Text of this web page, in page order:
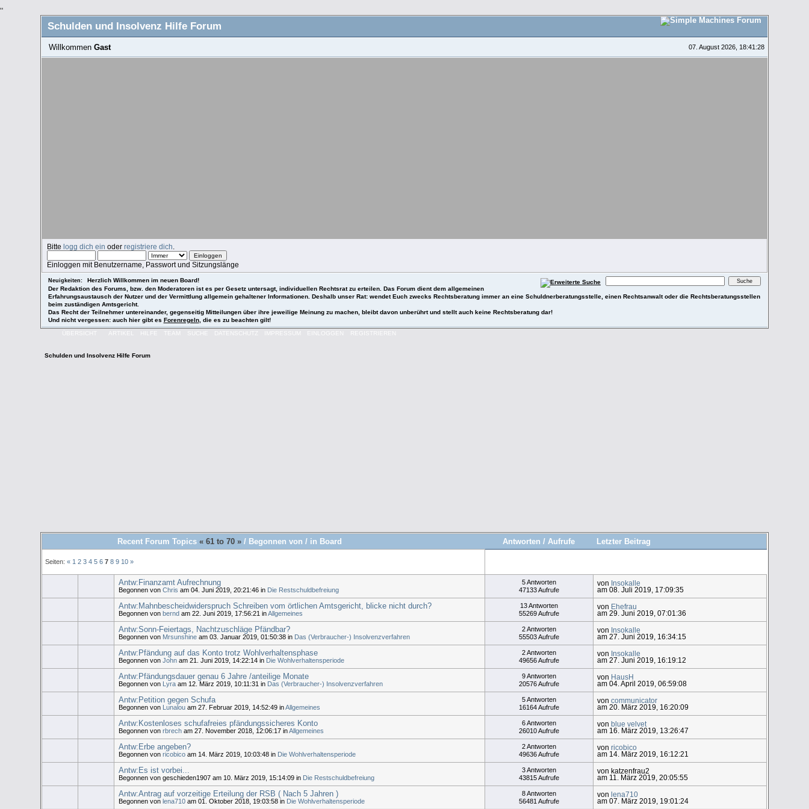
"
Schulden und Insolvenz Hilfe Forum
07. August 2026, 18:41:28
Willkommen Gast
Bittelogg dich ein oderregistriere dich
Einloggen mit Benutzername, Passwort und Sitzungslänge
Neuigkeiten:
Herzlich Willkommen im neuen Board!
Der Redaktion des Forums, bzw. den Moderatoren ist es per Gesetz untersagt, individuellen Rechtsrat zu erteilen. Das Forum dient dem allgemeinen
Erfahrungsaustausch der Nutzer und der Vermittlung allgemein gehaltener Informationen. Deshalb unser Rat: wendet Euch zwecks Rechtsberatung immer an eine Schuldnerberatungsstelle, einen Rechtsanwalt oder die Rechtsberatungsstellen
beim zuständigen Amtsgericht.
Das Recht der Teilnehmer untereinander, gegenseitig Mitteilungen über ihre jeweilige Meinung zu machen, bleibt davon unberührt und stellt auch keine Rechtsberatung dar!
Und nicht vergessen: auch hier gibt es Forenregeln, die es zu beachten gilt!
ÜBERSICHT ARTIKEL HILFE TEAM SUCHE DATENSCHUTZ IMPRESSUM EINLOGGEN REGISTRIEREN
Schulden und Insolvenz Hilfe Forum
Recent Forum Topics« 61 to 70 » / Begonnen von / in Board Antworten / Aufrufe Letzter Beitrag
Seiten:« 1 2 3 4 5 6 7 8 9 10 »
Antw:Finanzamt Aufrechnung
Begonnen von Chris am 04. Juni 2019, 20:21:46 in Die Restschuldbefreiung
5 Antworten
47133 Aufrufe
von Insokalle
am 08. Juli 2019, 17:09:35
Antw:Mahnbescheidwiderspruch Schreiben vom örtlichen Amtsgericht, blicke nicht durch?
Begonnen von berndam 22. Juni 2019, 17:56:21 inAllgemeines
13 Antworten
55269 Aufrufe
von Ehefrau
am 29. Juni 2019, 07:01:36
Antw:Sonn-Feiertags, Nachtzuschläge Pfändbar?
Begonnen von Mrsunshineam 03. Januar 2019, 01:50:38 in Das (Verbraucher-) Insolvenzverfahren
2 Antworten
55503 Aufrufe
von Insokalle
am 27. Juni 2019, 16:34:15
Antw:Pfändung auf das Konto trotz Wohlverhaltensphase
Begonnen von Johnam 21. Juni 2019, 14:22:14 in Die Wohlverhaltensperiode
2 Antworten
49656 Aufrufe
von Insokalle
am 27. Juni 2019, 16:19:12
Antw:Pfändungsdauer genau 6 Jahre /anteilige Monate
Begonnen von Lyraam 12. März 2019, 10:11:31 in Das (Verbraucher-) Insolvenzverfahren
9 Antworten
20576 Aufrufe
von HausH
am 04. April 2019, 06:59:08
Antw:Petition gegen Schufa
Begonnen von Lunalouam 27. Februar 2019, 14:52:49 inAllgemeines
5 Antworten
16164 Aufrufe
voncommunicator
am 20. März 2019, 16:20:09
Antw:Kostenloses schufafreies pfändungssicheres Konto
Begonnen von rbrecham 27. November 2018, 12:06:17 inAllgemeines
6 Antworten
26010 Aufrufe
vonblue velvet
am 16. März 2019, 13:26:47
Antw:Erbe angeben?
Begonnen von ricobicoam 14. März 2019, 10:03:48 in Die Wohlverhaltensperiode
2 Antworten
49636 Aufrufe
vonricobico
am 14. März 2019, 16:12:21
Antw:Es ist vorbei...
Begonnen von geschieden1907 am 10. März 2019, 15:14:09 in Die Restschuldbefreiung
3 Antworten
43815 Aufrufe
von katzenfrau2
am 11. März 2019, 20:05:55
Antw:Antrag auf vorzeitige Erteilung der RSB ( Nach 5 Jahren )
Begonnen von lena710am 01. Oktober 2018, 19:03:58 in Die Wohlverhaltensperiode
8 Antworten
56481 Aufrufe
vonlena710
am 07. März 2019, 19:01:24